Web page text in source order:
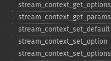
stream_​context_​get_​options
stream_​context_​get_​params
stream_​context_​set_​default
stream_​context_​set_​option
stream_​context_​set_​options